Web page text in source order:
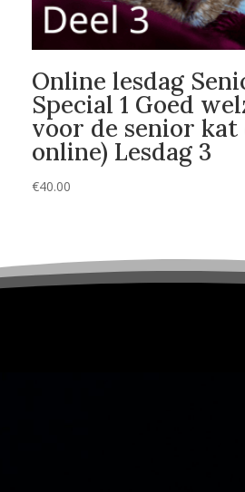
Online lesdag
Special 1 Goed
voor de senior kat
online) Lesdag 3
€40.00